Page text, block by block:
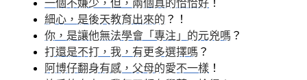
一個不嫌少，但，兩個真的恰恰好 ！
細心，是後天教育出來的 ？！
你，是讓他無法學會「專注」的元兇嗎 ？
打還是不打，我，有更多選擇嗎 ？
阿博仔翻身有感，父母的愛不一樣 ！